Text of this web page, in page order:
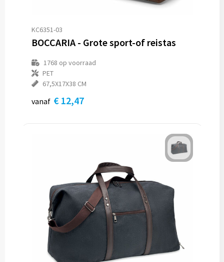
KC6351-03
BOCCARIA - Grote sport-of reistas
1768 op voorraad
PET
67,5X17X38 CM
vanaf € 12,47